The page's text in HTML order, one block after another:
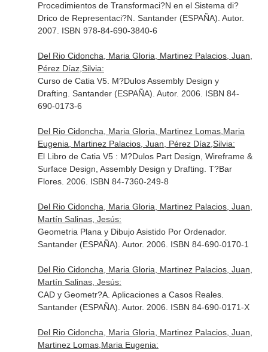
Procedimientos de Transformaci?N en el Sistema di?
Drico de Representaci?N. Santander (ESPAÑA). Autor.
2007. ISBN 978-84-690-3840-6
Del Rio Cidoncha, Maria Gloria, Martinez Palacios, Juan,
Pérez Díaz,Silvia:
Curso de Catia V5. M?Dulos Assembly Design y
Drafting. Santander (ESPAÑA). Autor. 2006. ISBN 84-
690-0173-6
Del Rio Cidoncha, Maria Gloria, Martinez Lomas,Maria
Eugenia, Martinez Palacios, Juan, Pérez Díaz,Silvia:
El Libro de Catia V5 : M?Dulos Part Design, Wireframe &
Surface Design, Assembly Design y Drafting. T?Bar
Flores. 2006. ISBN 84-7360-249-8
Del Rio Cidoncha, Maria Gloria, Martinez Palacios, Juan,
Martín Salinas, Jesús:
Geometria Plana y Dibujo Asistido Por Ordenador.
Santander (ESPAÑA). Autor. 2006. ISBN 84-690-0170-1
Del Rio Cidoncha, Maria Gloria, Martinez Palacios, Juan,
Martín Salinas, Jesús:
CAD y Geometr?A. Aplicaciones a Casos Reales.
Santander (ESPAÑA). Autor. 2006. ISBN 84-690-0171-X
Del Rio Cidoncha, Maria Gloria, Martinez Palacios, Juan,
Martinez Lomas,Maria Eugenia: